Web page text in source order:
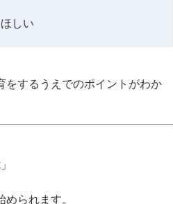
しい
をするうえでのポイントがわか
られます。